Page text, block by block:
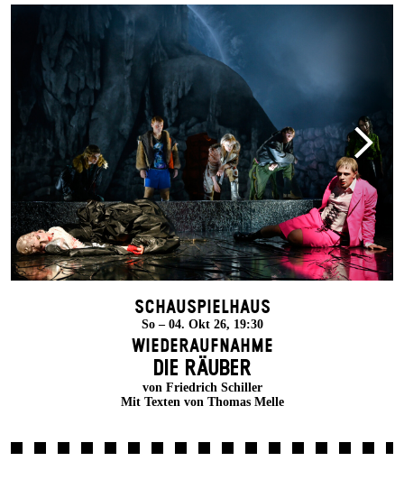
Schauspielhaus
So – 04. Okt 26, 19:30
Wiederaufnahme
DIE RÄUBER
von Friedrich Schiller
Mit Texten von Thomas Melle